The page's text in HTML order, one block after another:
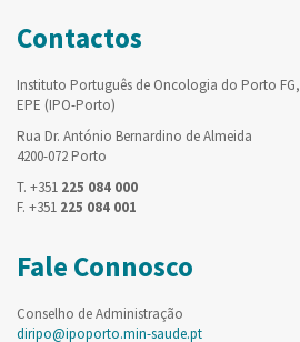
Contactos
Instituto Português de Oncologia do Porto FG,
EPE (IPO-Porto)
Rua Dr. António Bernardino de Almeida
4200-072 Porto
T. +351 225 084 000
F. +351 225 084 001
Fale Connosco
Conselho de Administração
diripo@ipoporto.min-saude.pt